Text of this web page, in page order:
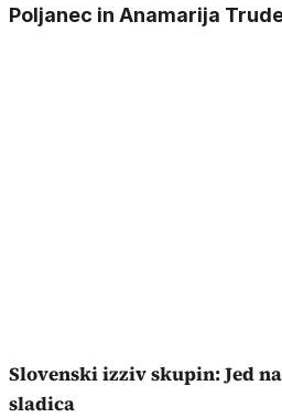
Poljanec in Anamarija
Slovenski izziv skupin: Jed
sladica